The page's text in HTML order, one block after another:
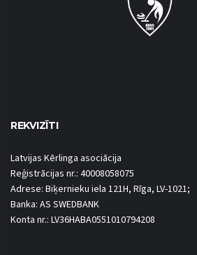
REKVIZĪTI
Latvijas Kērlinga asociācija
Reģistrācijas nr.: 40008058075
Adrese: Biķernieku iela 121H, Rīga, LV-1021;
Banka: AS SWEDBANK
Konta nr.: LV36HABA0551010794208